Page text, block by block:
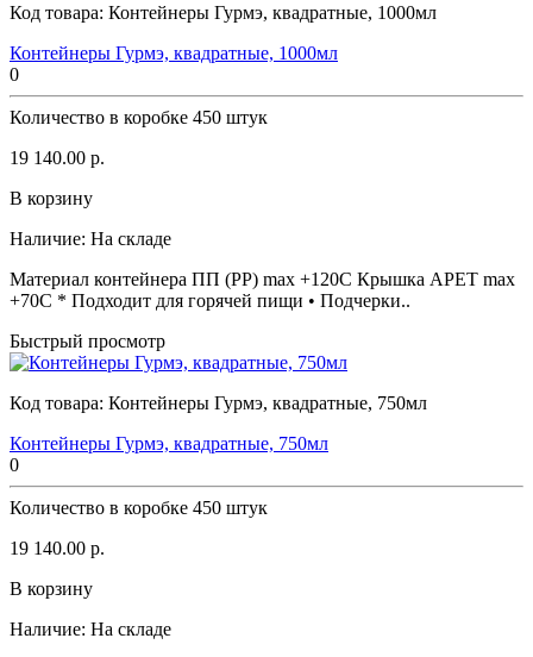
Код товара: Контейнеры Гурмэ, квадратные, 1000мл
Контейнеры Гурмэ, квадратные, 1000мл
0
Количество в коробке 450 штук
19 140.00 р.
В корзину
Наличие: На складе
Материал контейнера ПП (PP) max +120C Крышка APET max
+70C * Подходит для горячей пищи • Подчерки..
Быстрый просмотр
Код товара: Контейнеры Гурмэ, квадратные, 750мл
Контейнеры Гурмэ, квадратные, 750мл
0
Количество в коробке 450 штук
19 140.00 р.
В корзину
Наличие: На складе